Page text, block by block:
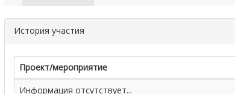
История участия
Проект/мероприятие
Информация отсутствует...